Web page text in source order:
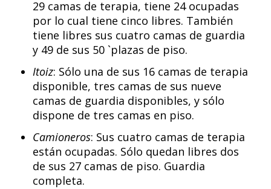
29 camas de terapia, tiene 24 ocupadas
por lo cual tiene cinco libres. También
tiene libres sus cuatro camas de guardia
y 49 de sus 50 `plazas de piso.
Itoiz: Sólo una de sus 16 camas de terapia
disponible, tres camas de sus nueve
camas de guardia disponibles, y sólo
dispone de tres camas en piso.
Camioneros: Sus cuatro camas de terapia
están ocupadas. Sólo quedan libres dos
de sus 27 camas de piso. Guardia
completa.